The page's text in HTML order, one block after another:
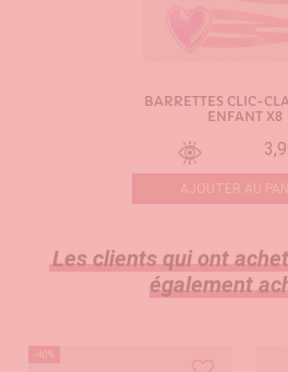
BARRETTES CLIC-
ENFANT X8
AJOUTER AU
Les clients qui ont
également
-40%